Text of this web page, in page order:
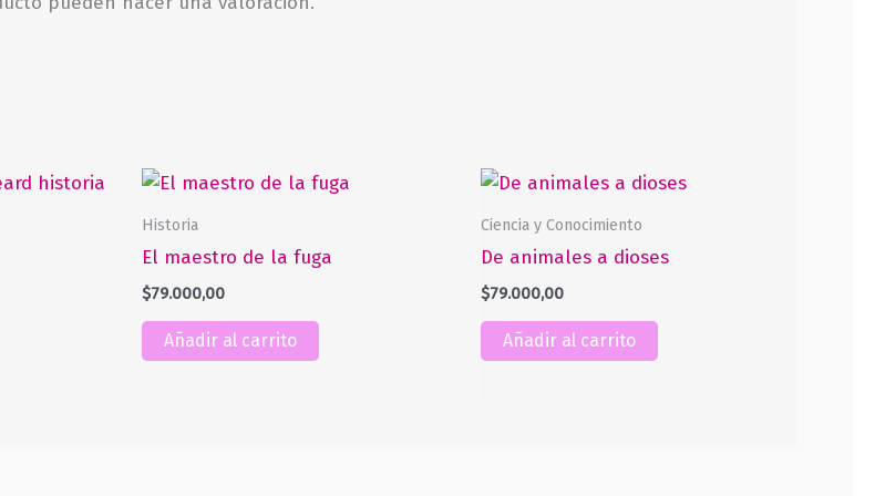
Historia
El maestro de la fuga
$79.000,00
Añadir al carrito
Ciencia y Conocimiento
De animales a dioses
$79.000,00
Añadir al carrito